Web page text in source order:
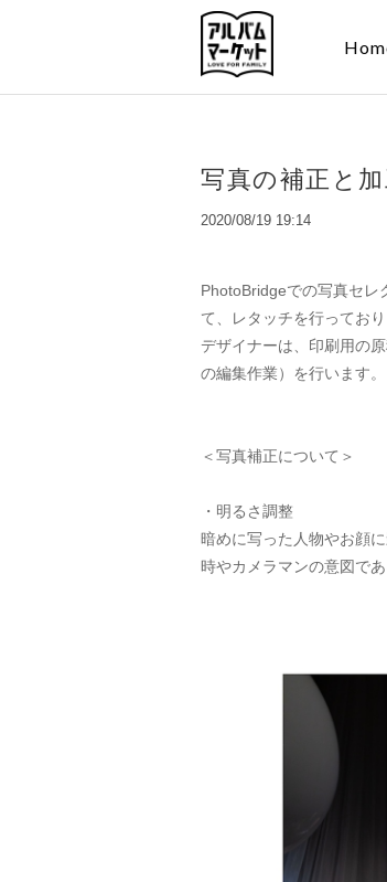
写真の補正と
2020/08/19 19:14
PhotoBridgeでの写真セレ
て、レタッチを行っており
デザイナーは、印刷用の
の編集作業）を行います。
＜写真補正について＞
・明るさ調整
暗めに写った人物やお顔
時やカメラマンの意図で